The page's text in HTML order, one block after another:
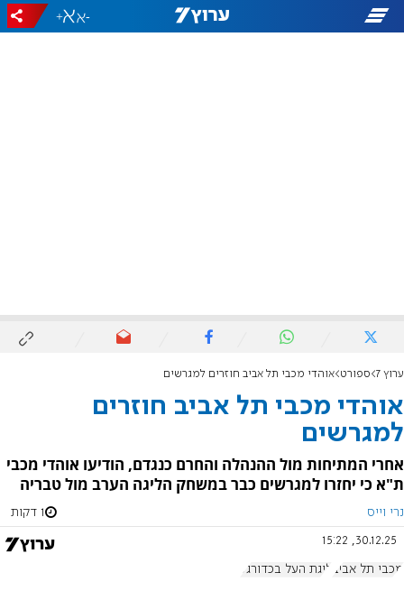
-
+
ערוץ 7 ספורט אוהדי מכבי תל אביב חוזרים למגרשים
אוהדי מכבי תל אביב חוזרים
למגרשים
אחרי המתיחות מול ההנהלה והחרם כנגדם, הודיעו אוהדי מכבי
ת"א כי יחזרו למגרשים כבר במשחק הליגה הערב מול טבריה
נרי וייס 1 דקות
30.12.25, 15:22
מכבי תל אביב ליגת העל בכדורגל